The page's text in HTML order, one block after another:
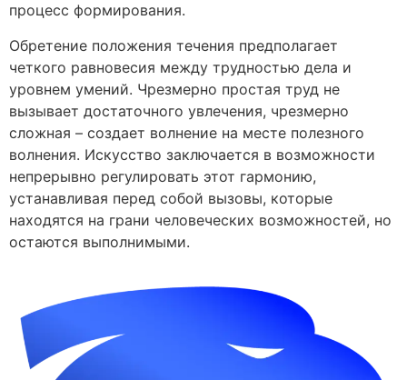
процесс формирования.
Обретение положения течения предполагает
четкого равновесия между трудностью дела и
уровнем умений. Чрезмерно простая труд не
вызывает достаточного увлечения, чрезмерно
сложная – создает волнение на месте полезного
волнения. Искусство заключается в возможности
непрерывно регулировать этот гармонию,
устанавливая перед собой вызовы, которые
находятся на грани человеческих возможностей, но
остаются выполнимыми.